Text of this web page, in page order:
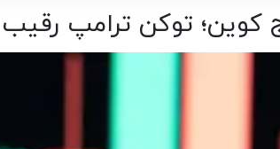
توکن ترامپ رقیب جدید